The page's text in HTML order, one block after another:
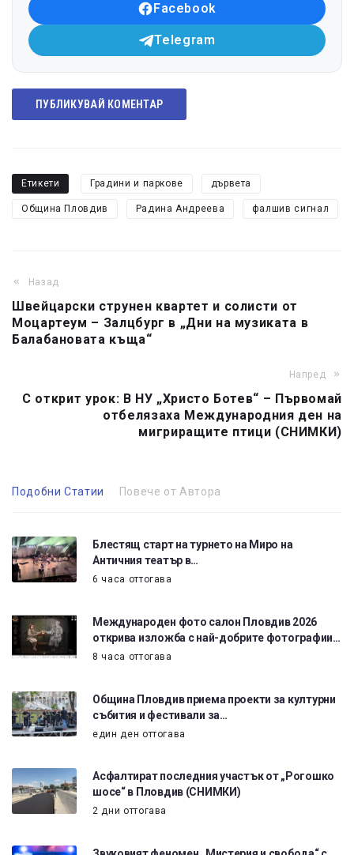
Facebook
Telegram
ПУБЛИКУВАЙ КОМЕНТАР
Етикети Градини и паркове дървета
Община Пловдив Радина Андреева фалшив сигнал
Назад
Швейцарски струнен квартет и солисти от
Моцартеум – Залцбург в „Дни на музиката в
Балабановата къща“
Напред
С открит урок: В НУ „Христо Ботев“ – Първомай
отбелязаха Международния ден на
мигриращите птици (СНИМКИ)
Подобни Статии Повече от Автора
Блестящ старт на турнето на Миро на
Античния театър в…
6 часа оттогава
Международен фото салон Пловдив 2026
открива изложба с най-добрите фотографии…
8 часа оттогава
Община Пловдив приема проекти за културни
събития и фестивали за…
един ден оттогава
Асфалтират последния участък от „Рогошко
шосе“ в Пловдив (СНИМКИ)
2 дни оттогава